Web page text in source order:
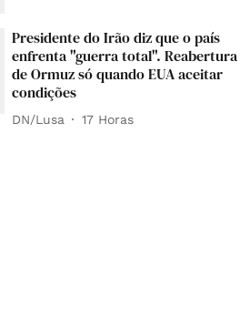
Presidente do Irão diz que o país
enfrenta "guerra total". Reabertura
de Ormuz só quando EUA aceitar
condições
DN/Lusa 17 Horas